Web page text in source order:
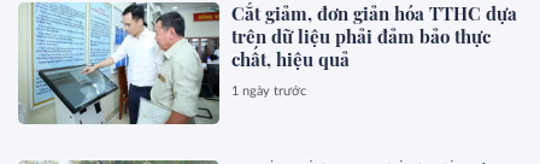
Cắt giảm, đơn giản hóa TTHC dựa
trên dữ liệu phải đảm bảo thực
chất, hiệu quả
1 ngày trước